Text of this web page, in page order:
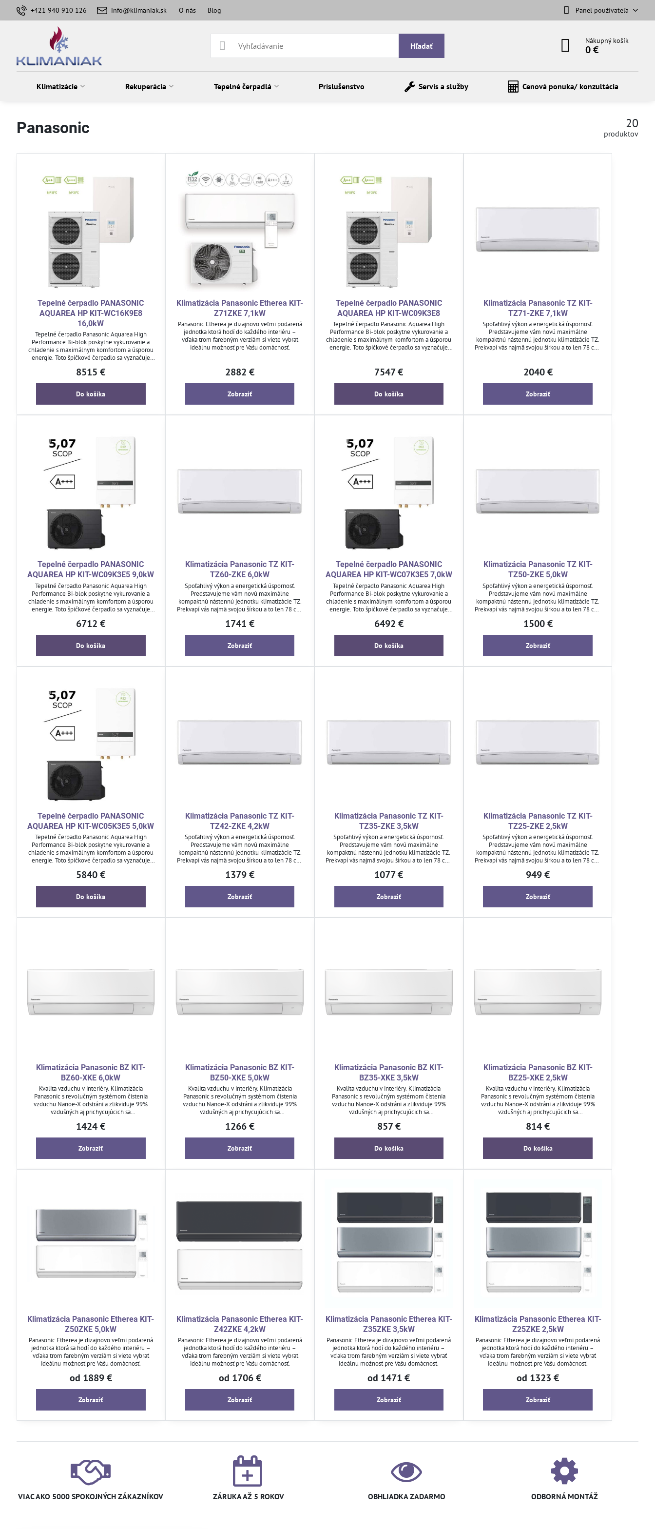
+421 940 910 126 info@klimaniak.sk O nás Blog Panel používateľa
Hľadať
Nákupný košík
0 €
Klimatizácie Rekuperácia Tepelné čerpadlá Príslušenstvo Servis a služby Cenová ponuka/ konzultácia
Panasonic 20
produktov
Tepelné čerpadlo PANASONIC
AQUAREA HP KIT-WC16K9E8
16,0kW
Tepelné čerpadlo Panasonic Aquarea High
Performance Bi-blok poskytne vykurovanie a
chladenie s maximálnym komfortom a úsporou
energie. Toto špičkové čerpadlo sa vyznačuje
možnosťou ohrevu teplej úžitkovej vody.
8515 €
Do košíka
Klimatizácia Panasonic Etherea KIT-
Z71ZKE 7,1kW
Panasonic Etherea je dizajnovo veľmi podarená
jednotka ktorá hodí do každého interiéru –
vďaka trom farebným verziám si viete vybrať
ideálnu možnosť pre Vašu domácnosť.
2882 €
Zobraziť
Tepelné čerpadlo PANASONIC
AQUAREA HP KIT-WC09K3E8
Tepelné čerpadlo Panasonic Aquarea High
Performance Bi-blok poskytne vykurovanie a
chladenie s maximálnym komfortom a úsporou
energie. Toto špičkové čerpadlo sa vyznačuje
Ovládajte ho jednoducho pomocou diaľkového
7547 €
Do košíka
Klimatizácia Panasonic TZ KIT-
TZ71-ZKE 7,1kW
Spoľahlivý výkon a energetická úspornosť.
Predstavujeme vám novú maximálne
kompaktnú nástennú jednotku klimatizácie TZ.
Prekvapí vás najmä svojou šírkou a to len 78 cm.
2040 €
Zobraziť
Tepelné čerpadlo PANASONIC
AQUAREA HP KIT-WC09K3E5 9,0kW
Tepelné čerpadlo Panasonic Aquarea High
Performance Bi-blok poskytne vykurovanie a
chladenie s maximálnym komfortom a úsporou
energie. Toto špičkové čerpadlo sa vyznačuje
možnosťou ohrevu teplej úžitkovej vody.
6712 €
Do košíka
Klimatizácia Panasonic TZ KIT-
TZ60-ZKE 6,0kW
Spoľahlivý výkon a energetická úspornosť.
Predstavujeme vám novú maximálne
kompaktnú nástennú jednotku klimatizácie TZ.
Prekvapí vás najmä svojou šírkou a to len 78 cm.
toho s obmedzeným rozmerom.
1741 €
Zobraziť
Tepelné čerpadlo PANASONIC
AQUAREA HP KIT-WC07K3E5 7,0kW
Tepelné čerpadlo Panasonic Aquarea High
Performance Bi-blok poskytne vykurovanie a
chladenie s maximálnym komfortom a úsporou
energie. Toto špičkové čerpadlo sa vyznačuje
možnosťou ohrevu teplej úžitkovej vody.
6492 €
Do košíka
Klimatizácia Panasonic TZ KIT-
TZ50-ZKE 5,0kW
Spoľahlivý výkon a energetická úspornosť.
Predstavujeme vám novú maximálne
kompaktnú nástennú jednotku klimatizácie TZ.
Prekvapí vás najmä svojou šírkou a to len 78 cm.
toho s obmedzeným rozmerom.
1500 €
Zobraziť
Tepelné čerpadlo PANASONIC
AQUAREA HP KIT-WC05K3E5 5,0kW
Tepelné čerpadlo Panasonic Aquarea High
Performance Bi-blok poskytne vykurovanie a
chladenie s maximálnym komfortom a úsporou
energie. Toto špičkové čerpadlo sa vyznačuje
možnosťou ohrevu teplej úžitkovej vody.
5840 €
Do košíka
Klimatizácia Panasonic TZ KIT-
TZ42-ZKE 4,2kW
Spoľahlivý výkon a energetická úspornosť.
Predstavujeme vám novú maximálne
kompaktnú nástennú jednotku klimatizácie TZ.
Prekvapí vás najmä svojou šírkou a to len 78 cm.
toho s obmedzeným rozmerom.
1379 €
Zobraziť
Klimatizácia Panasonic TZ KIT-
TZ35-ZKE 3,5kW
Spoľahlivý výkon a energetická úspornosť.
Predstavujeme vám novú maximálne
kompaktnú nástennú jednotku klimatizácie TZ.
Prekvapí vás najmä svojou šírkou a to len 78 cm.
toho s obmedzeným rozmerom.
1077 €
Zobraziť
Klimatizácia Panasonic TZ KIT-
TZ25-ZKE 2,5kW
Spoľahlivý výkon a energetická úspornosť.
Predstavujeme vám novú maximálne
kompaktnú nástennú jednotku klimatizácie TZ.
Prekvapí vás najmä svojou šírkou a to len 78 cm.
toho s obmedzeným rozmerom.
949 €
Zobraziť
Klimatizácia Panasonic BZ KIT-
BZ60-XKE 6,0kW
Kvalita vzduchu v interiéry. Klimatizácia
Panasonic s revolučným systémom čistenia
vzduchu Nanoe-X odstráni a zlikviduje 99%
vzdušných aj prichycujúcich sa
a pachy.
1424 €
Zobraziť
Klimatizácia Panasonic BZ KIT-
BZ50-XKE 5,0kW
Kvalita vzduchu v interiéry. Klimatizácia
Panasonic s revolučným systémom čistenia
vzduchu Nanoe-X odstráni a zlikviduje 99%
vzdušných aj prichycujúcich sa
a pachy.
1266 €
Zobraziť
Klimatizácia Panasonic BZ KIT-
BZ35-XKE 3,5kW
Kvalita vzduchu v interiéry. Klimatizácia
Panasonic s revolučným systémom čistenia
vzduchu Nanoe-X odstráni a zlikviduje 99%
vzdušných aj prichycujúcich sa
a pachy.
857 €
Do košíka
Klimatizácia Panasonic BZ KIT-
BZ25-XKE 2,5kW
Kvalita vzduchu v interiéry. Klimatizácia
Panasonic s revolučným systémom čistenia
vzduchu Nanoe-X odstráni a zlikviduje 99%
vzdušných aj prichycujúcich sa
a pachy.
814 €
Do košíka
Klimatizácia Panasonic Etherea KIT-
Z50ZKE 5,0kW
Panasonic Etherea je dizajnovo veľmi podarená
jednotka ktorá sa hodí do každého interiéru –
vďaka trom farebným verziám si viete vybrať
ideálnu možnosť pre Vašu domácnosť.
od 1889 €
Zobraziť
Klimatizácia Panasonic Etherea KIT-
Z42ZKE 4,2kW
Panasonic Etherea je dizajnovo veľmi podarená
jednotka ktorá hodí do každého interiéru –
vďaka trom farebným verziám si viete vybrať
ideálnu možnosť pre Vašu domácnosť.
od 1706 €
Zobraziť
Klimatizácia Panasonic Etherea KIT-
Z35ZKE 3,5kW
Panasonic Etherea je dizajnovo veľmi podarená
jednotka ktorá hodí do každého interiéru –
vďaka trom farebným verziám si viete vybrať
ideálnu možnosť pre Vašu domácnosť.
od 1471 €
Zobraziť
Klimatizácia Panasonic Etherea KIT-
Z25ZKE 2,5kW
Panasonic Etherea je dizajnovo veľmi podarená
jednotka ktorá hodí do každého interiéru –
vďaka trom farebným verziám si viete vybrať
ideálnu možnosť pre Vašu domácnosť.
od 1323 €
Zobraziť
VIAC AKO 5000 SPOKOJNÝCH ZÁKAZNÍKOV ZÁRUKA AŽ 5 ROKOV OBHLIADKA ZADARMO ODBORNÁ MONTÁŽ